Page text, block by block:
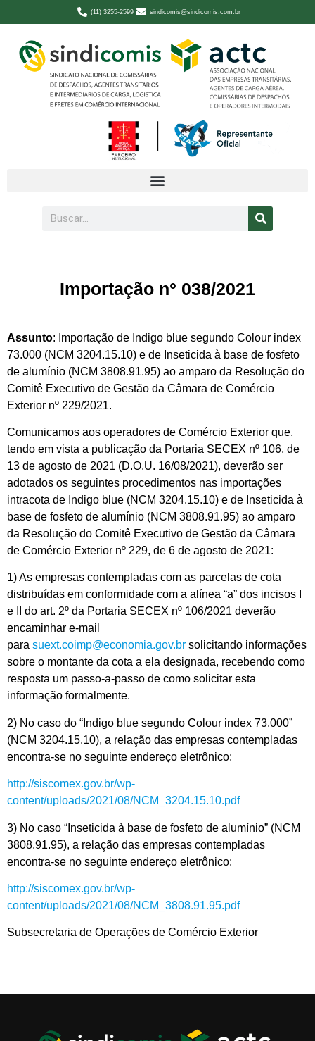
(11) 3255-2599 sindicomis@sindicomis.com.br
Importação n° 038/2021
Assunto: Importação de Indigo blue segundo Colour index
73.000 (NCM 3204.15.10) e de Inseticida à base de fosfeto
de alumínio (NCM 3808.91.95) ao amparo da Resolução do
Comitê Executivo de Gestão da Câmara de Comércio
Exterior nº 229/2021.
Comunicamos aos operadores de Comércio Exterior que,
tendo em vista a publicação da Portaria SECEX nº 106, de
13 de agosto de 2021 (D.O.U. 16/08/2021), deverão ser
adotados os seguintes procedimentos nas importações
intracota de Indigo blue (NCM 3204.15.10) e de Inseticida à
base de fosfeto de alumínio (NCM 3808.91.95) ao amparo
da Resolução do Comitê Executivo de Gestão da Câmara
de Comércio Exterior nº 229, de 6 de agosto de 2021:
1) As empresas contempladas com as parcelas de cota
distribuídas em conformidade com a alínea “a” dos incisos I
e II do art. 2º da Portaria SECEX nº 106/2021 deverão
encaminhar e-mail
para suext.coimp@economia.gov.br solicitando informações
sobre o montante da cota a ela designada, recebendo como
resposta um passo-a-passo de como solicitar esta
informação formalmente.
2) No caso do “Indigo blue segundo Colour index 73.000”
(NCM 3204.15.10), a relação das empresas contempladas
encontra-se no seguinte endereço eletrônico:
http://siscomex.gov.br/wp-
content/uploads/2021/08/NCM_3204.15.10.pdf
3) No caso “Inseticida à base de fosfeto de alumínio” (NCM
3808.91.95), a relação das empresas contempladas
encontra-se no seguinte endereço eletrônico:
http://siscomex.gov.br/wp-
content/uploads/2021/08/NCM_3808.91.95.pdf
Subsecretaria de Operações de Comércio Exterior